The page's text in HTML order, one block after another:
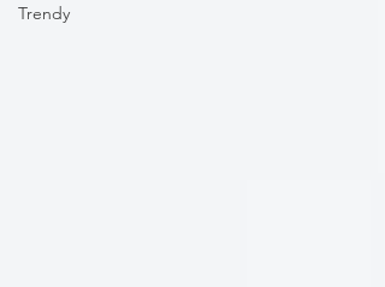
Trendy